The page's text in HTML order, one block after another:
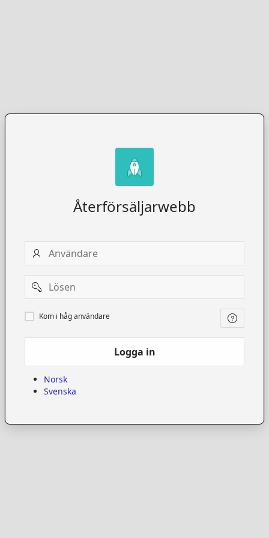
Återförsäljarwebb
Användare
Password
Kom
i
Kom i håg användare
Logga in
Norsk
Svenska